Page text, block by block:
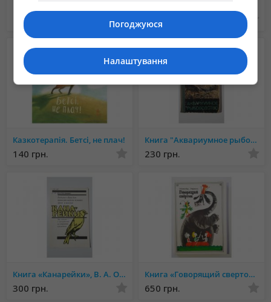
290 грн.
Казкотерапія. Бетсі, не плач!
140 грн.
Книга "Аквариумное рыбоводство", Ильин М.Н.
230 грн.
Книга «Канарейки», В. А. Остапенко
300 грн.
Книга «Говорящий сверток», Джеральд Даррелл
650 грн.
Погоджуюся
Налаштування